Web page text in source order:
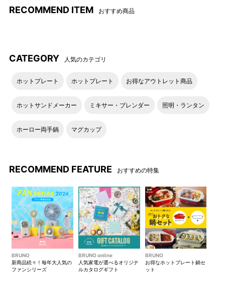
RECOMMEND ITEM おすすめ商品
CATEGORY 人気のカテゴリ
ホットプレート ホットプレート お得なアウトレット商品
ホットサンドメーカー ミキサー・ブレンダー 照明・ランタン
ホーロー両手鍋 マグカップ
RECOMMEND FEATURE おすすめの特集
BRUNO
新商品続々！毎年大人気の
ファンシリーズ
BRUNO online
人気家電が選べるオリジナ
ルカタログギフト
BRUNO
お得なホットプレート鍋セ
ット